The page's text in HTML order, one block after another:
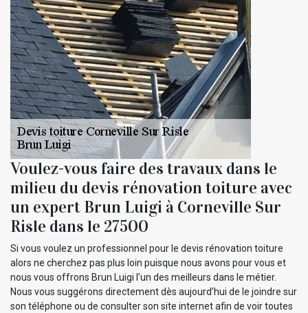
Voulez-vous faire des travaux dans le
milieu du devis rénovation toiture avec
un expert Brun Luigi à Corneville Sur
Risle dans le 27500
Si vous voulez un professionnel pour le devis rénovation toiture
alors ne cherchez pas plus loin puisque nous avons pour vous et
nous vous offrons Brun Luigi l’un des meilleurs dans le métier.
Nous vous suggérons directement dès aujourd’hui de le joindre sur
son téléphone ou de consulter son site internet afin de voir toutes